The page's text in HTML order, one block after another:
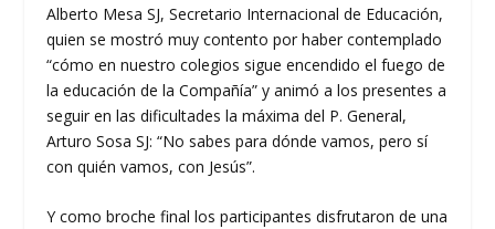
Alberto Mesa SJ, Secretario Internacional de Educación,
quien se mostró muy contento por haber contemplado
“cómo en nuestro colegios sigue encendido el fuego de
la educación de la Compañía” y animó a los presentes a
seguir en las dificultades la máxima del P. General,
Arturo Sosa SJ: “No sabes para dónde vamos, pero sí
con quién vamos, con Jesús”.
Y como broche final los participantes disfrutaron de una